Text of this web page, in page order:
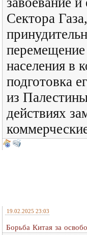
Сектора Газа,
перемещение
населения в
подготовка
из
действиях
19.02.2025 23:03
Борьба Китая за